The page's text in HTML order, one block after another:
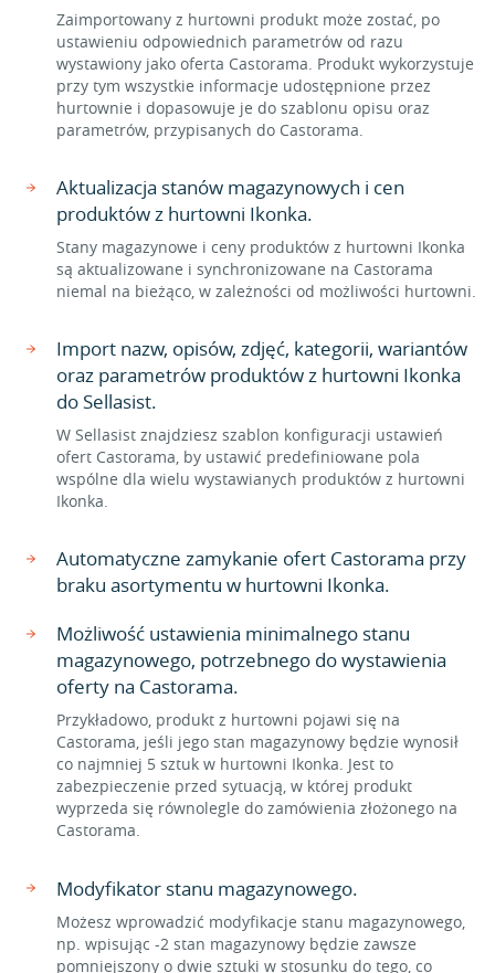
Zaimportowany z hurtowni produkt może zostać, po
ustawieniu odpowiednich parametrów od razu
wystawiony jako oferta Castorama. Produkt wykorzystuje
przy tym wszystkie informacje udostępnione przez
hurtownie i dopasowuje je do szablonu opisu oraz
parametrów, przypisanych do Castorama.
Aktualizacja stanów magazynowych i cen
produktów z hurtowni Ikonka.
Stany magazynowe i ceny produktów z hurtowni Ikonka
są aktualizowane i synchronizowane na Castorama
niemal na bieżąco, w zależności od możliwości hurtowni.
Import nazw, opisów, zdjęć, kategorii, wariantów
oraz parametrów produktów z hurtowni Ikonka
do Sellasist.
W Sellasist znajdziesz szablon konfiguracji ustawień
ofert Castorama, by ustawić predefiniowane pola
wspólne dla wielu wystawianych produktów z hurtowni
Ikonka.
Automatyczne zamykanie ofert Castorama przy
braku asortymentu w hurtowni Ikonka.
Możliwość ustawienia minimalnego stanu
magazynowego, potrzebnego do wystawienia
oferty na Castorama.
Przykładowo, produkt z hurtowni pojawi się na
Castorama, jeśli jego stan magazynowy będzie wynosił
co najmniej 5 sztuk w hurtowni Ikonka. Jest to
zabezpieczenie przed sytuacją, w której produkt
wyprzeda się równolegle do zamówienia złożonego na
Castorama.
Modyfikator stanu magazynowego.
Możesz wprowadzić modyfikacje stanu magazynowego,
np. wpisując -2 stan magazynowy będzie zawsze
pomniejszony o dwie sztuki w stosunku do tego, co